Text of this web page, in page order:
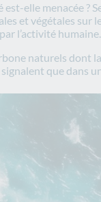
elle menacée
et végétales
l’activité humaine.
naturels dont
que dans